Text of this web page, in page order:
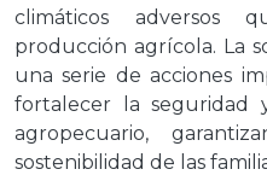
climáticos adversos
producción agrícola. La
una serie de acciones
fortalecer la seguridad
agropecuario,
sostenibilidad de las